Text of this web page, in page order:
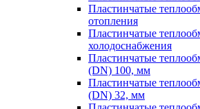
Пластинчатые
отопления
Пластинчатые
холодоснабжения
Пластинчатые
(DN) 100, мм
Пластинчатые
(DN) 32, мм